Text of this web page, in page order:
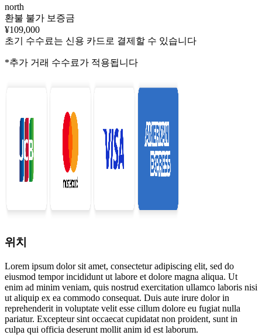
north
환불 불가 보증금
¥109,000
초기 수수료는 신용 카드로 결제할 수 있습니다
*추가 거래 수수료가 적용됩니다
위치
Lorem ipsum dolor sit amet, consectetur adipiscing elit, sed do
eiusmod tempor incididunt ut labore et dolore magna aliqua. Ut
enim ad minim veniam, quis nostrud exercitation ullamco laboris nisi
ut aliquip ex ea commodo consequat. Duis aute irure dolor in
reprehenderit in voluptate velit esse cillum dolore eu fugiat nulla
pariatur. Excepteur sint occaecat cupidatat non proident, sunt in
culpa qui officia deserunt mollit anim id est laborum.